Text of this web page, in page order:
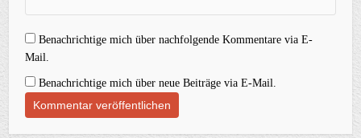
Benachrichtige mich über nachfolgende Kommentare via E-
Mail.
Benachrichtige mich über neue Beiträge via E-Mail.